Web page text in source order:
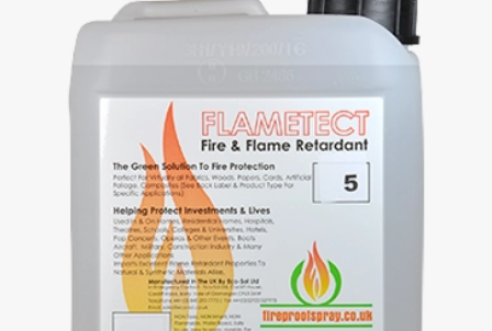
NOVO SERVIÇO:
FLAMETECT NITRO,
RETARDANTE DE CHAMA
CERTIFICADO